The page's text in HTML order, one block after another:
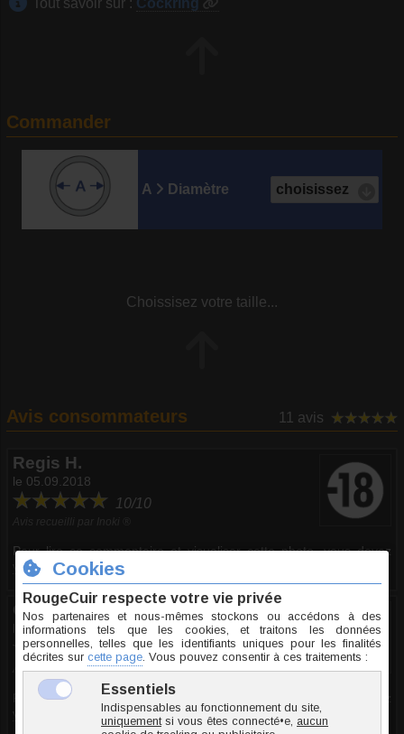
Commander
A Diamètre
Choissisez votre taille...
Avis consommateurs 11 avis
Regis H.
le 05.09.2018
10/10
Pour lire ce commentaire et visualiser cette photo, vous devez
vous connecteretavoir plus de 18 ans
Guy S.
le 22.05.2018
10/10
Avis recueilli par Inoki ®
Pour lire ce commentaire et visualiser cette photo, vous devez
vous connecter etavoir plus de 18 ans